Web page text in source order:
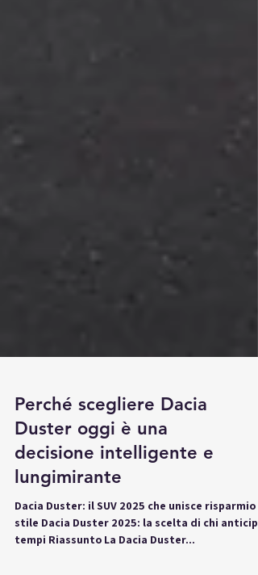
Perché scegliere Dacia
Duster oggi è una
decisione intelligente e
lungimirante